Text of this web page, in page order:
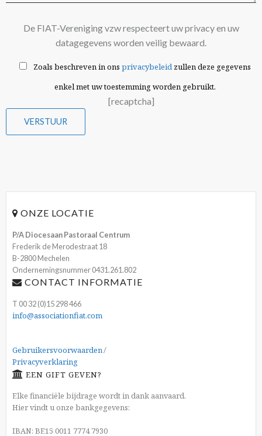
De FIAT-Vereniging vzw respecteert uw privacy en uw
datagegevens worden veilig bewaard.
Zoals beschreven in ons privacybeleidzullen deze gegevens
enkel met uw toestemming worden gebruikt.
[recaptcha]
ONZE LOCATIE
P/A Diocesaan Pastoraal Centrum
Frederik de Merodestraat 18
B-2800 Mechelen
Ondernemingsnummer 0431.261.802
CONTACT INFORMATIE
T 00 32 (0)15 298 466
info@associationfiat.com
Gebruikersvoorwaarden/
Privacyverklaring
EEN GIFT GEVEN?
Elke financiële bijdrage wordt in dank aanvaard.
Hier vindt u onze bankgegevens:
IBAN: BE15 0011 7774 7930